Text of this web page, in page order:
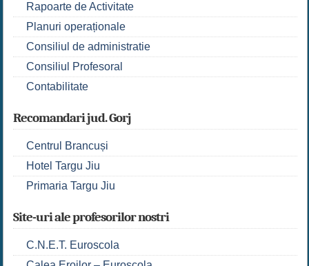
Rapoarte de Activitate
Planuri operaționale
Consiliul de administratie
Consiliul Profesoral
Contabilitate
Recomandari jud. Gorj
Centrul Brancuși
Hotel Targu Jiu
Primaria Targu Jiu
Site-uri ale profesorilor nostri
C.N.E.T. Euroscola